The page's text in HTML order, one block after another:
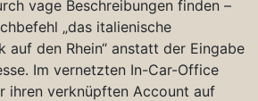
vage Beschreibungen finden –
„das italienische
auf den Rhein“ anstatt der Eingabe
Im vernetzten In-Car-Office
ihren verknüpften Account auf